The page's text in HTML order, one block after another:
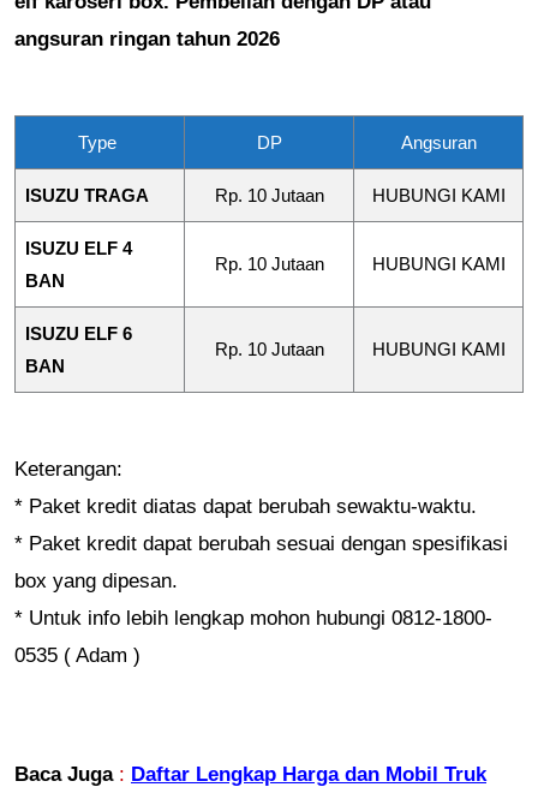
angsuran ringan tahun 2026
Type DP Angsuran
ISUZU TRAGA Rp. 10 Jutaan HUBUNGI KAMI
ISUZU ELF 4
BAN
Rp. 10 Jutaan HUBUNGI KAMI
ISUZU ELF 6
BAN
Rp. 10 Jutaan HUBUNGI KAMI
Keterangan:
* Paket kredit diatas dapat berubah sewaktu-waktu.
* Paket kredit dapat berubah sesuai dengan spesifikasi
box yang dipesan.
* Untuk info lebih lengkap mohon hubungi 0812-1800-
0535 ( Adam )
Baca Juga: Daftar Lengkap Harga dan Mobil Truk